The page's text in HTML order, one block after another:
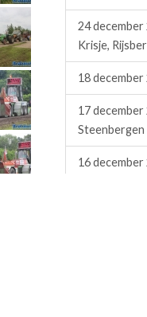
24 december
Krisje,
18
17
Steenbergen
16 december